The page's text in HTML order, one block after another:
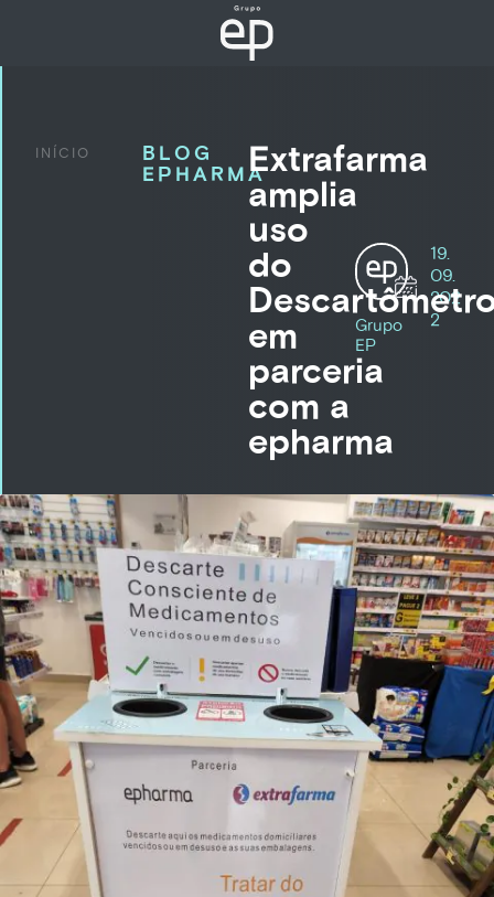
INÍCIO
BLOG
EPHARMAExtrafarma
amplia
uso
do
em
parceria
com a
epharma
Grupo
EP
19.
09.
202
2